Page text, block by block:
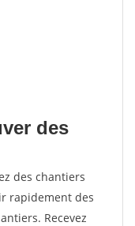
des
des chantiers
rapidement des
Recevez